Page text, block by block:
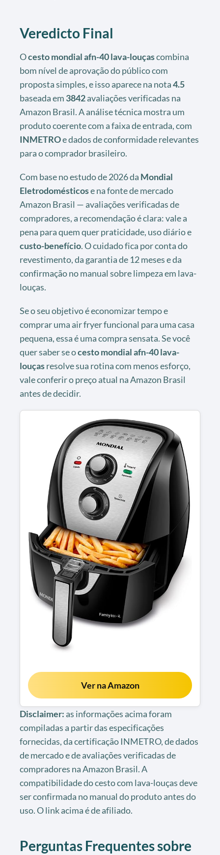
Veredicto Final
Ocesto mondial afn-40 lava-louçascombina
bom nível de aprovação do público com
proposta simples, e isso aparece na nota4.5
baseada em 3842avaliações verificadas na
Amazon Brasil. A análise técnica mostra um
produto coerente com a faixa de entrada, com
INMETROe dados de conformidade relevantes
para o comprador brasileiro.
Com base no estudo de 2026 da Mondial
Eletrodomésticose na fonte de mercado
Amazon Brasil — avaliações verificadas de
compradores, a recomendação é clara: vale a
pena para quem quer praticidade, uso diário e
custo-benefício. O cuidado fica por conta do
revestimento, da garantia de 12 meses e da
confirmação no manual sobre limpeza em lava-
louças.
Se o seu objetivo é economizar tempo e
comprar uma air fryer funcional para uma casa
pequena, essa é uma compra sensata. Se você
quer saber se ocesto mondial afn-40 lava-
louçasresolve sua rotina com menos esforço,
vale conferir o preço atual na Amazon Brasil
antes de decidir.
Ver na Amazon
Disclaimer: as informações acima foram
compiladas a partir das especificações
fornecidas, da certificação INMETRO, de dados
de mercado e de avaliações verificadas de
compradores na Amazon Brasil. A
compatibilidade do cesto com lava-louças deve
ser confirmada no manual do produto antes do
uso. O link acima é de afiliado.
Perguntas Frequentes sobre